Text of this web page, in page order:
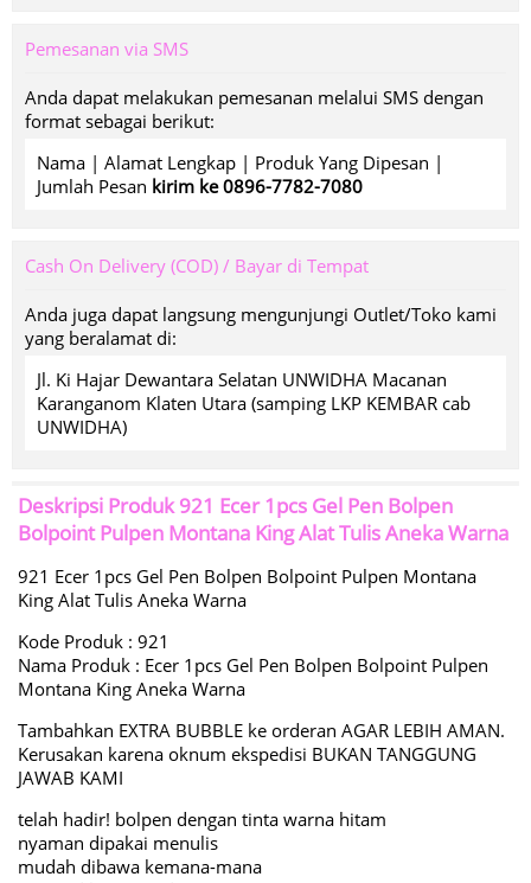
Pemesanan via SMS
Anda dapat melakukan pemesanan melalui SMS dengan
format sebagai berikut:
Nama | Alamat Lengkap | Produk Yang Dipesan |
Jumlah Pesan kirim ke 0896-7782-7080
Cash On Delivery (COD) / Bayar di Tempat
Anda juga dapat langsung mengunjungi Outlet/Toko kami
yang beralamat di:
Jl. Ki Hajar Dewantara Selatan UNWIDHA Macanan
Karanganom Klaten Utara (samping LKP KEMBAR cab
UNWIDHA)
Deskripsi Produk921 Ecer 1pcs Gel Pen Bolpen
Bolpoint Pulpen Montana King Alat Tulis Aneka Warna
921 Ecer 1pcs Gel Pen Bolpen Bolpoint Pulpen Montana
King Alat Tulis Aneka Warna
Kode Produk : 921
Nama Produk : Ecer 1pcs Gel Pen Bolpen Bolpoint Pulpen
Montana King Aneka Warna
Tambahkan EXTRA BUBBLE ke orderan AGAR LEBIH AMAN.
Kerusakan karena oknum ekspedisi BUKAN TANGGUNG
JAWAB KAMI
telah hadir! bolpen dengan tinta warna hitam
nyaman dipakai menulis
mudah dibawa kemana-mana